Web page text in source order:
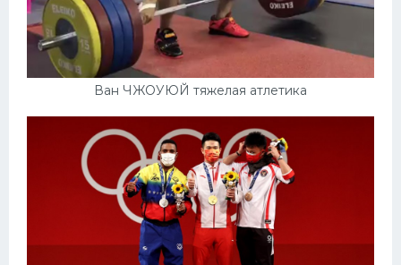
Ван ЧЖОУЮЙ тяжелая атлетика